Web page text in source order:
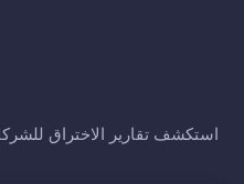
استكشف تقارير الاختراق